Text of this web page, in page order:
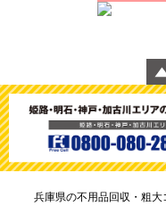
兵庫県の不用品回収・粗大